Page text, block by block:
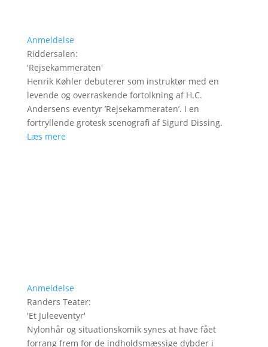
Anmeldelse
Riddersalen:
'Rejsekammeraten'
Henrik Køhler debuterer som instruktør med en
levende og overraskende fortolkning af H.C.
Andersens eventyr ’Rejsekammeraten’. I en
fortryllende grotesk scenografi af Sigurd Dissing.
Læs mere
Anmeldelse
Randers Teater:
'Et Juleeventyr'
Nylonhår og situationskomik synes at have fået
forrang frem for de indholdsmæssige dybder i